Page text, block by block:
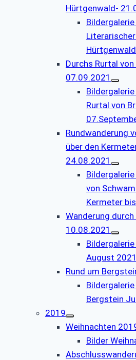
Hürtgenwald-
Hürtgenwald
Durchs Rurtal
07.09.2021
Rurtal von
Rundwanderung
über den
24.08.2021
von
Kermeter
Wanderung
10.08.2021
August 2021
Rund um
Bergstein
2019
Weihnachten
Bilder